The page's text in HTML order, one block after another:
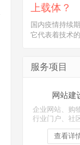
上载体？
国内疫情持续
它代表着技术
服务项目
网站建
企业网站、购
行业门户、社
查看详